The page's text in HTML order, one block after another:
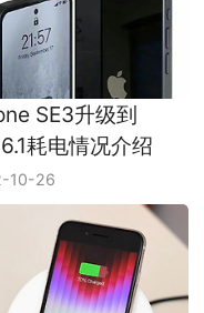
SE3升级到
耗电情况介绍
10-26